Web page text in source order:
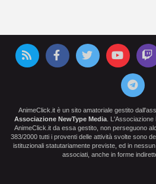
AnimeClick.it è un sito amatoriale gestito
Associazione NewType Media .
AnimeClick.it da essa gestito, non perseguono
383/2000 tutti i proventi delle attività svolte sono
istituzionali statutariamente previste, ed in
associati, anche in forme